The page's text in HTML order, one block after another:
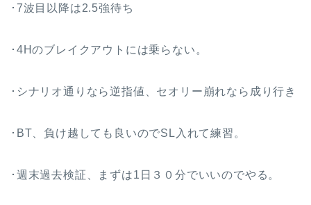
･7波目以降は2.5強待ち
･4Hのブレイクアウトには乗らない。
･シナリオ通りなら逆指値、セオリー崩れなら成り行き
･BT、負け越しても良いのでSL入れて練習。
･週末過去検証、まずは1日３０分でいいのでやる。